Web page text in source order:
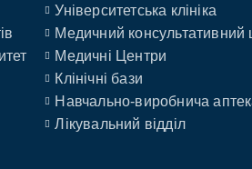
Університетська клініка
Медичний консультативний
Медичні Центри
Клінічні бази
Навчально-виробнича
Лікувальний відділ